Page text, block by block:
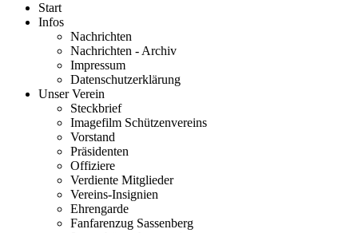
Start
Infos
Nachrichten
Nachrichten - Archiv
Impressum
Datenschutzerklärung
Unser Verein
Steckbrief
Imagefilm Schützenvereins
Vorstand
Präsidenten
Offiziere
Verdiente Mitglieder
Vereins-Insignien
Ehrengarde
Fanfarenzug Sassenberg